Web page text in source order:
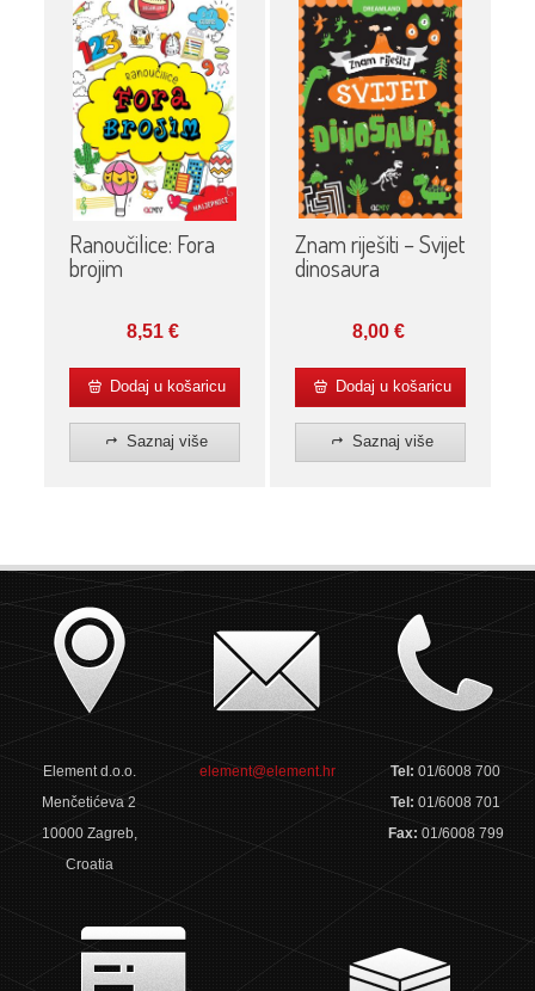
Ranoučilice: Fora
brojim
8,51 €
Dodaj u košaricu
Saznaj više
Znam riješiti – Svijet
dinosaura
8,00 €
Dodaj u košaricu
Saznaj više
Element d.o.o.
Menčetićeva 2
10000 Zagreb,
Croatia
element@element.hr Tel:01/6008 700
Tel:01/6008 701
Fax: 01/6008 799